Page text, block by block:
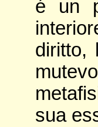
é un
diritto,
sua